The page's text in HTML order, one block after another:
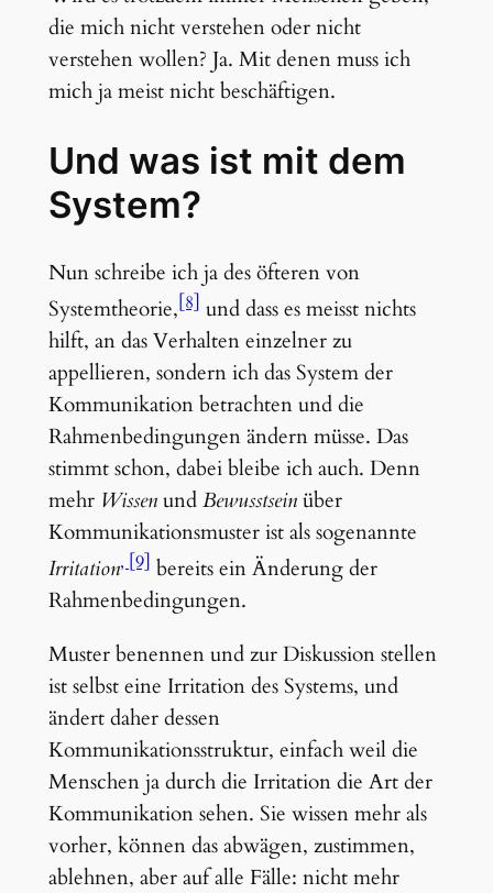
die mich nicht verstehen oder nicht
verstehen wollen? Ja. Mit denen muss ich
mich ja meist nicht beschäftigen.
Und was ist mit dem
System?
Nun schreibe ich ja des öfteren von
Systemtheorie,[8] und dass es meisst nichts
hilft, an das Verhalten einzelner zu
appellieren, sondern ich das System der
Kommunikation betrachten und die
Rahmenbedingungen ändern müsse. Das
stimmt schon, dabei bleibe ich auch. Denn
mehr WissenundBewusstseinüber
Kommunikationsmuster ist als sogenannte
Irritation [9] bereits ein Änderung der
Rahmenbedingungen.
Muster benennen und zur Diskussion stellen
ist selbst eine Irritation des Systems, und
ändert daher dessen
Kommunikationsstruktur, einfach weil die
Menschen ja durch die Irritation die Art der
Kommunikation sehen. Sie wissen mehr als
vorher, können das abwägen, zustimmen,
ablehnen, aber auf alle Fälle: nicht mehr